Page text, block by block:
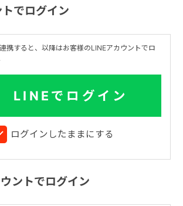
でログイン
携すると、以降はお客様のLINEアカウントでロ
LINEでログイン
ログインしたままにする
ントでログイン